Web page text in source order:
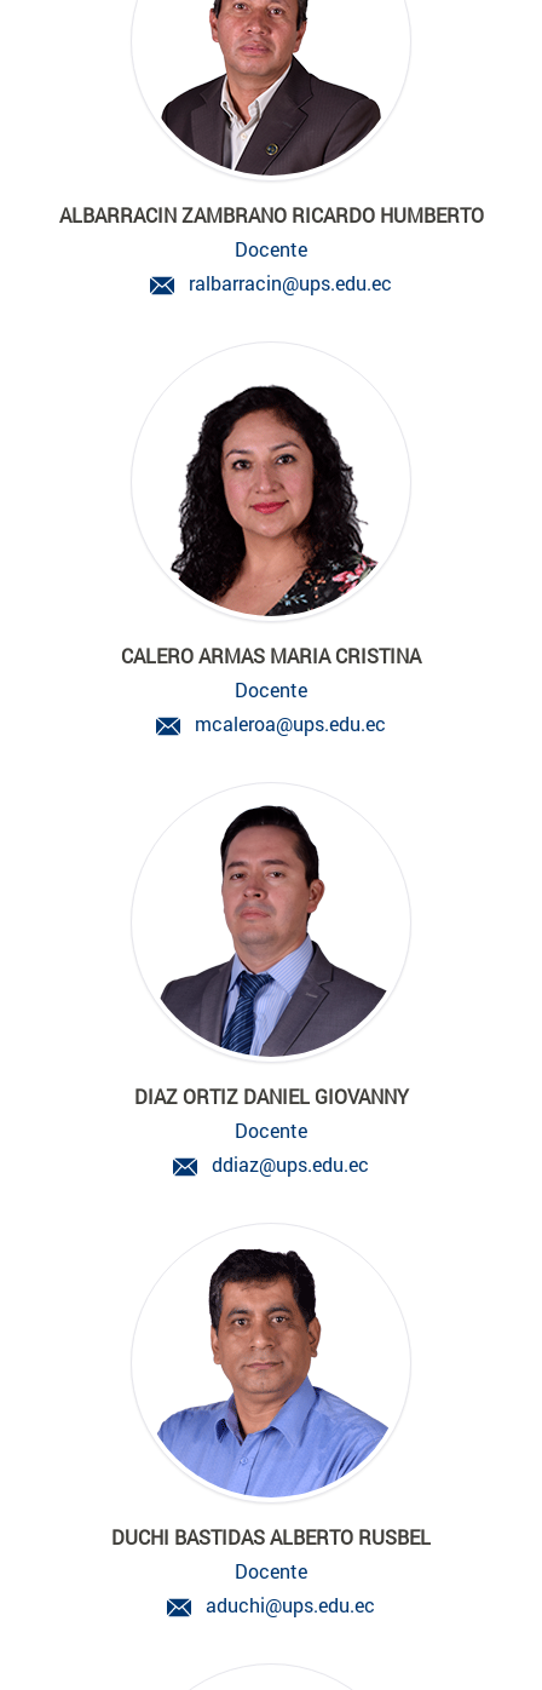
ALBARRACIN ZAMBRANO RICARDO HUMBERTO
Docente
ralbarracin@ups.edu.ec
CALERO ARMAS MARIA CRISTINA
Docente
mcaleroa@ups.edu.ec
DIAZ ORTIZ DANIEL GIOVANNY
Docente
ddiaz@ups.edu.ec
DUCHI BASTIDAS ALBERTO RUSBEL
Docente
aduchi@ups.edu.ec